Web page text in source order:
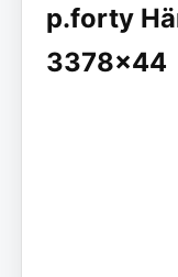
p.forty
3378x44